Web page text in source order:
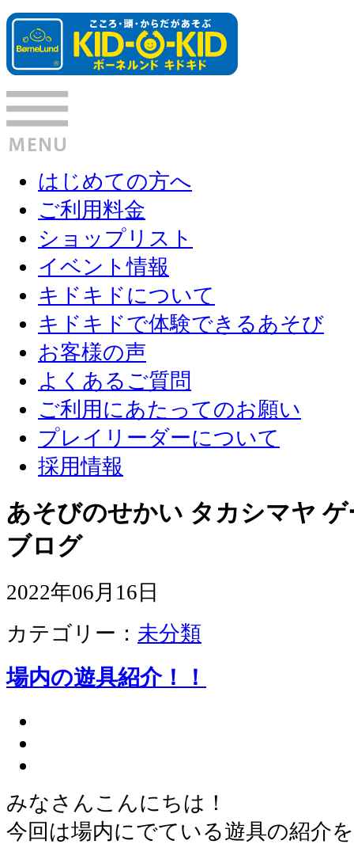
はじめての方へ
ご利用料金
ショップリスト
イベント情報
キドキドについて
キドキドで体験できるあそび
お客様の声
よくあるご質問
ご利用にあたってのお願い
プレイリーダーについて
採用情報
あそびのせかい タカシマヤ
ブログ
2022年06月16日
カテゴリー： 未分類
場内の遊具紹介！！
みなさんこんにちは！
今回は場内にでている遊具の紹介